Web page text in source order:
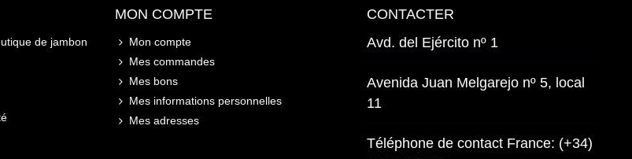
de jambon
MON COMPTE
Mon compte
Mes commandes
Mes bons
Mes informations personnelles
Mes adresses
CONTACTER
Avd. del Ejército nº 1
Avenida Juan Melgarejo nº 5, local
11
Téléphone de contact France: (+34)